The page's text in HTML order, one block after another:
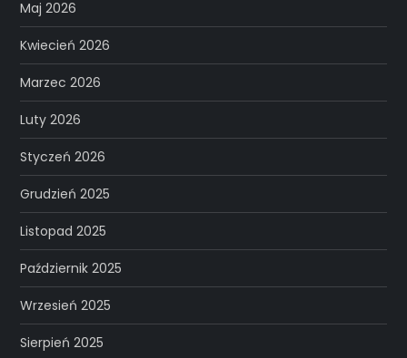
Maj 2026
Kwiecień 2026
Marzec 2026
Luty 2026
Styczeń 2026
Grudzień 2025
Listopad 2025
Październik 2025
Wrzesień 2025
Sierpień 2025